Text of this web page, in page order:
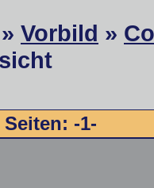
» Vorbild »
-1-